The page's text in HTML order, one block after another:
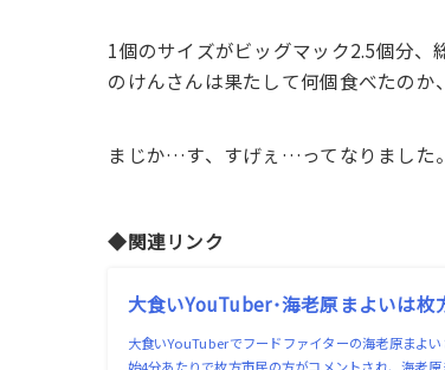
1個のサイズがビッグマック2.5個分
のけんさんは果たして何個食べたのか
まじか…す、すげぇ…ってなりました
◆関連リンク
大食いYouTuber･海老原まよいは枚
大食いYouTuberでフードファイターの海老原まよ
始4分あたりで枚方市民の方がコメントされ、海老